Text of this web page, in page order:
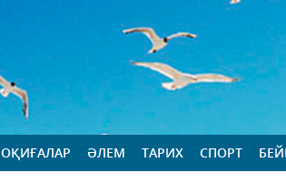
ОҚИҒАЛАР ӘЛЕМ ТАРИХ СПОРТ